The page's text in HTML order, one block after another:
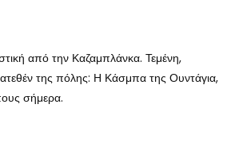
από την Καζαμπλάνκα. Τεμένη,
της πόλης: Η Κάσμπα της Ουντάγια,
σήμερα.